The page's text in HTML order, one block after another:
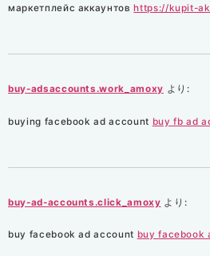
маркетплейс аккаунтовhttps://kupit-
buy-adsaccounts.work_amoxy より:
buying facebook ad account buy fb ad
buy-ad-accounts.click_amoxy より:
buy facebook ad account buy facebook